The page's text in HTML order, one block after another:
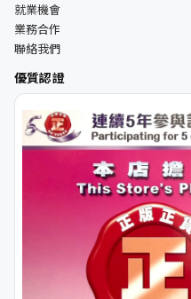
就業機會
業務合作
聯絡我們
優質認證